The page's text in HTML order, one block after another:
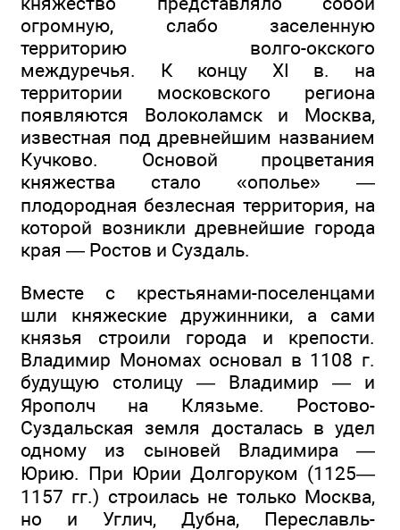
огромную, слабо заселенную
территорию волго-окского
междуречья. К концу XI в. на
территории московского региона
появляются Волоколамск и Москва,
известная под древнейшим названием
Кучково. Основой процветания
княжества стало «ополье» —
плодородная безлесная территория, на
которой возникли древнейшие города
края — Ростов и Суздаль.
Вместе с крестьянами-поселенцами
шли княжеские дружинники, а сами
князья строили города и крепости.
Владимир Мономах основал в 1108 г.
будущую столицу — Владимир — и
Ярополч на Клязьме. Ростово-
Суздальская земля досталась в удел
одному из сыновей Владимира —
Юрию. При Юрии Долгоруком (1125—
1157 гг.) строилась не только Москва,
но и Углич, Дубна, Переславль-